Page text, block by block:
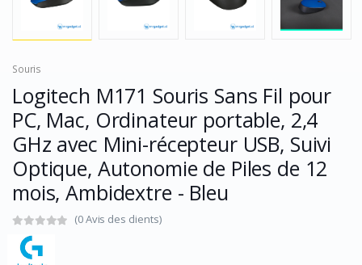
Souris
Logitech M171 Souris Sans Fil pour
PC, Mac, Ordinateur portable, 2,4
GHz avec Mini-récepteur USB, Suivi
Optique, Autonomie de Piles de 12
mois, Ambidextre - Bleu
(0 Avis des clients)